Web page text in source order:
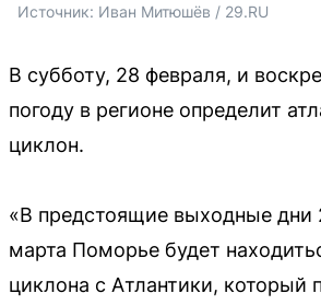
Источник: Иван Митюшёв / 29.RU
В субботу, 28 февраля, и
погоду в регионе определит
циклон.
«В предстоящие выходные дни
марта Поморье будет
циклона с Атлантики, который